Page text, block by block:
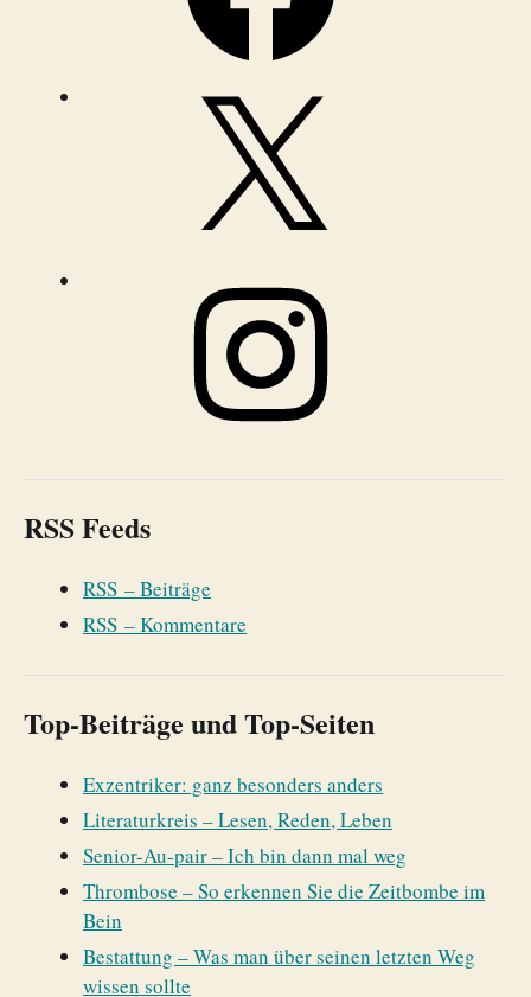
RSS Feeds
RSS – Beiträge
RSS – Kommentare
Top-Beiträge und Top-Seiten
Exzentriker: ganz besonders anders
Literaturkreis – Lesen, Reden, Leben
Senior-Au-pair – Ich bin dann mal weg
Thrombose – So erkennen Sie die Zeitbombe im
Bein
Bestattung – Was man über seinen letzten Weg
wissen sollte